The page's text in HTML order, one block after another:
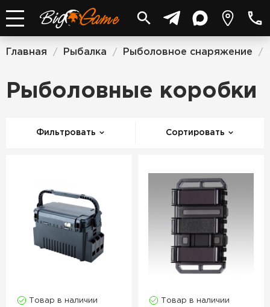
Главная / Рыбалка / Рыболовное снаряжение /
Рыболовные коробки
Фильтровать Сортировать
Товар в наличии Товар в наличии